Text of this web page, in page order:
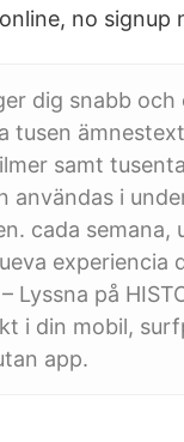
no signup
dig snabb och
tusen
samt
användas i
cada semana,
experiencia
Lyssna på
i din mobil,
app.